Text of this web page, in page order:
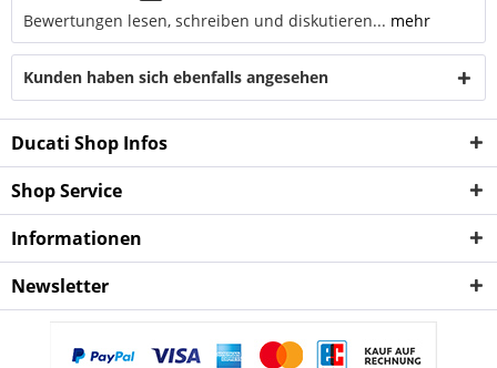
Bewertungen lesen, schreiben und diskutieren... mehr
Kunden haben sich ebenfalls angesehen
Ducati Shop Infos
Shop Service
Informationen
Newsletter